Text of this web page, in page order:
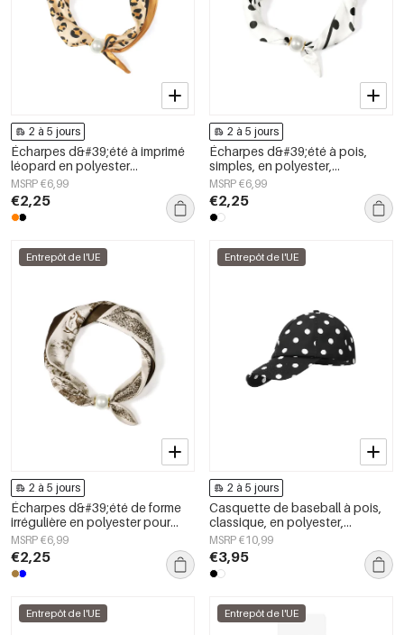
2 à 5 jours
Écharpes d&#39;été à imprimé
léopard en polyester
décontracté, accessoires du
quotidien
MSRP €6,99
€2,25
2 à 5 jours
Écharpes d&#39;été à pois,
simples, en polyester,
accessoires du quotidien
MSRP €6,99
€2,25
Entrepôt de l'UE
2 à 5 jours
Écharpes d&#39;été de forme
irrégulière en polyester pour
tous les jours, accessoires du
quotidien
MSRP €6,99
€2,25
Entrepôt de l'UE
2 à 5 jours
Casquette de baseball à pois,
classique, en polyester,
accessoire du quotidien
MSRP €10,99
€3,95
Entrepôt de l'UE Entrepôt de l'UE